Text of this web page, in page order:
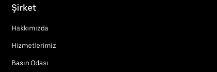
Şirket
Hakkımızda
Hizmetlerimiz
Basın Odası